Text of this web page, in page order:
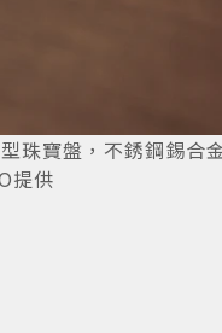
寶盤，不銹鋼錫合
提供